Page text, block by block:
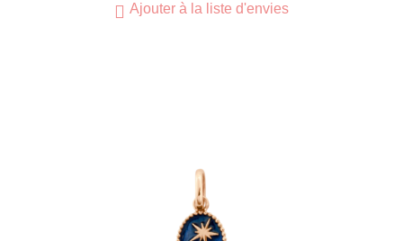
Ajouter à la liste d'envies